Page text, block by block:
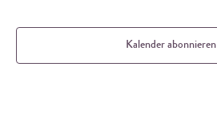
Kalender abonnieren